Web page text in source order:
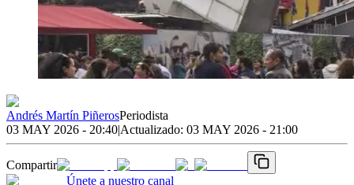
Andrés Martín PiñerosPeriodista
03 MAY 2026 - 20:40|Actualizado: 03 MAY 2026 - 21:00
Compartir
Únete a nuestro canal